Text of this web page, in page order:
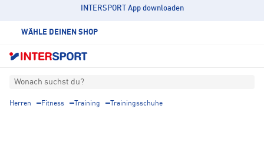
INTERSPORT App downloaden
WÄHLE DEINEN SHOP
Wonach suchst du?
Herren Fitness Training Trainingsschuhe